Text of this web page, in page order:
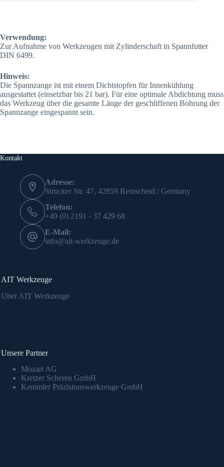
Verwendung:
Zur Aufnahme von Werkzeugen mit Zylinderschaft in Spannfutter
DIN 6499.
Hinweis:
Die Spannzange ist mit einem Dichtstopfen für Innenkühlung
ausgestattet (einsetzbar bis 21 bar). Für eine optimale Abdichtung muss
das Werkzeug über die gesamte Länge der geschliffenen Bohrung der
Spannzange eingespannt sein.
Kontakt
Adresse:
Strucker Str. 47, 42859 Remscheid / Germany
Telefon:
+49 (0) 2191 - 37 429 68
E-Mail:
info@ait-werkzeuge.de
AIT Werkzeuge
Über AIT Werkzeuge
Unsere Partner
Mozart AG
Kretzer Scheren GmbH
Kemmler Präzisionswerkzeuge GmbH